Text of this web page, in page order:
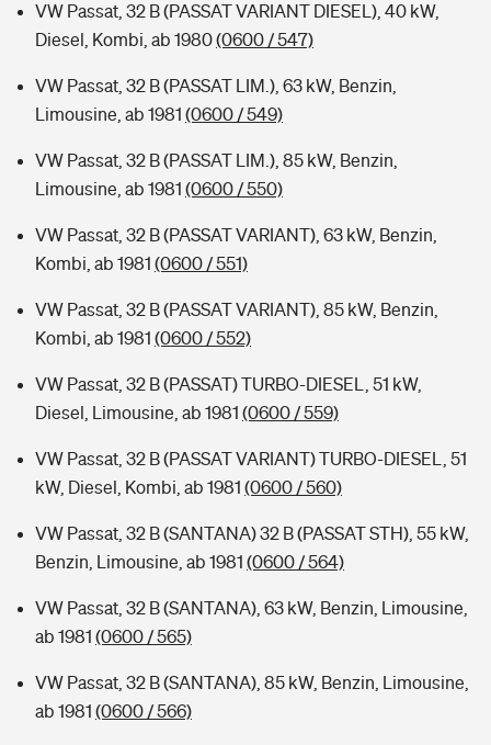
VW Passat, 32 B (PASSAT VARIANT DIESEL), 40 kW,
Diesel, Kombi, ab 1980(0600 / 547)
VW Passat, 32 B (PASSAT LIM.), 63 kW, Benzin,
Limousine, ab 1981 (0600 / 549)
VW Passat, 32 B (PASSAT LIM.), 85 kW, Benzin,
Limousine, ab 1981 (0600 / 550)
VW Passat, 32 B (PASSAT VARIANT), 63 kW, Benzin,
Kombi, ab 1981 (0600 / 551)
VW Passat, 32 B (PASSAT VARIANT), 85 kW, Benzin,
Kombi, ab 1981 (0600 / 552)
VW Passat, 32 B (PASSAT) TURBO-DIESEL, 51 kW,
Diesel, Limousine, ab 1981 (0600 / 559)
VW Passat, 32 B (PASSAT VARIANT) TURBO-DIESEL, 51
kW, Diesel, Kombi, ab 1981 (0600 / 560)
VW Passat, 32 B (SANTANA) 32 B (PASSAT STH), 55 kW,
Benzin, Limousine, ab 1981 (0600 / 564)
VW Passat, 32 B (SANTANA), 63 kW, Benzin, Limousine,
ab 1981 (0600 / 565)
VW Passat, 32 B (SANTANA), 85 kW, Benzin, Limousine,
ab 1981 (0600 / 566)